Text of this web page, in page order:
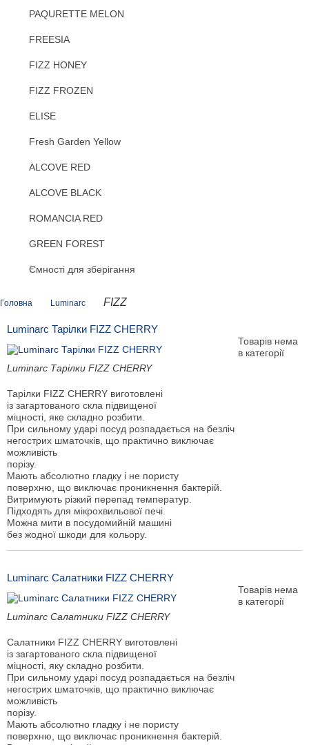
PAQURETTE MELON
FREESIA
FIZZ HONEY
FIZZ FROZEN
ELISE
Fresh Garden Yellow
ALCOVE RED
ALCOVE BLACK
ROMANCIA RED
GREEN FOREST
Ємності для зберігання
Головна Luminarc FIZZ
Luminarc Тарілки FIZZ CHERRY
Luminarc Тарілки FIZZ CHERRY
Тарілки FIZZ CHERRY виготовлені
із загартованого скла підвищеної
міцності, яке складно розбити.
При сильному ударі посуд розпадається на безліч
негострих шматочків, що практично виключає
можливість
порізу.
Мають абсолютно гладку і не пористу
поверхню, що виключає проникнення бактерій.
Витримують різкий перепад температур.
Підходять для мікрохвильової печі.
Можна мити в посудомийній машині
без жодної шкоди для кольору.
Товарів нема
в категорії
Luminarc Салатники FIZZ CHERRY
Luminarc Салатники FIZZ CHERRY
Салатники FIZZ CHERRY виготовлені
із загартованого скла підвищеної
міцності, яку складно розбити.
При сильному ударі посуд розпадається на безліч
негострих шматочків, що практично виключає
можливість
порізу.
Мають абсолютно гладку і не пористу
поверхню, що виключає проникнення бактерій.
Товарів нема
в категорії